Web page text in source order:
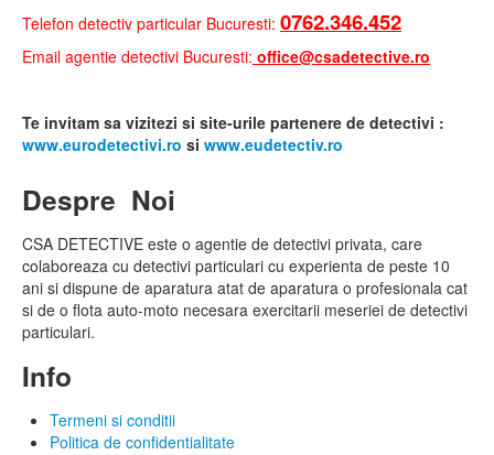
Telefon detectiv particular Bucuresti: 0762.346.452
Email agentie detectivi Bucuresti: office@csadetective.ro
Te invitam sa vizitezi si site-urile partenere de detectivi :
www.eurodetectivi.ro si www.eudetectiv.ro
Despre Noi
CSA DETECTIVE este o agentie de detectivi privata, care
colaboreaza cu detectivi particulari cu experienta de peste 10
ani si dispune de aparatura atat de aparatura o profesionala cat
si de o flota auto-moto necesara exercitarii meseriei de detectivi
particulari.
Info
Termeni si conditii
Politica de confidentialitate